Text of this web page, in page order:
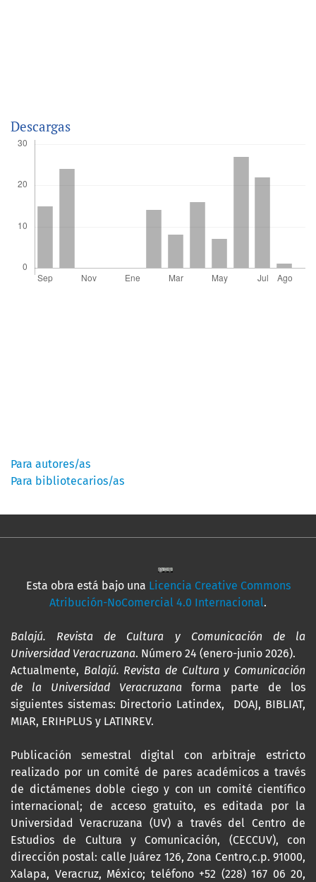
Descargas
Para autores/as
Para bibliotecarios/as
Esta obra está bajo una Licencia Creative Commons
Atribución-NoComercial 4.0 Internacional.
Balajú. Revista de Cultura y Comunicación de la
Universidad Veracruzana. Número 24 (enero-junio 2026).
Actualmente, Balajú. Revista de Cultura y Comunicación
de la Universidad Veracruzana forma parte de los
siguientes sistemas: Directorio Latindex, DOAJ, BIBLIAT,
MIAR, ERIHPLUS y LATINREV.
Publicación semestral digital con arbitraje estricto
realizado por un comité de pares académicos a través
de dictámenes doble ciego y con un comité científico
internacional; de acceso gratuito, es editada por la
Universidad Veracruzana (UV) a través del Centro de
Estudios de Cultura y Comunicación, (CECCUV), con
dirección postal: calle Juárez 126, Zona Centro,c.p. 91000,
Xalapa, Veracruz, México; teléfono +52 (228) 167 06 20,